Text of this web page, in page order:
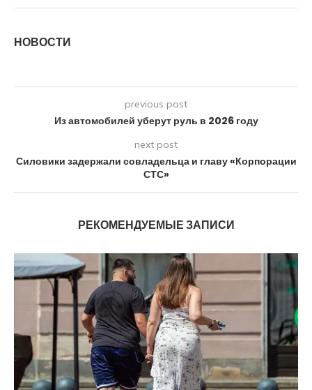
НОВОСТИ
previous post
Из автомобилей уберут руль в 2026 году
next post
Силовики задержали совладельца и главу «Корпорации
СТС»
РЕКОМЕНДУЕМЫЕ ЗАПИСИ